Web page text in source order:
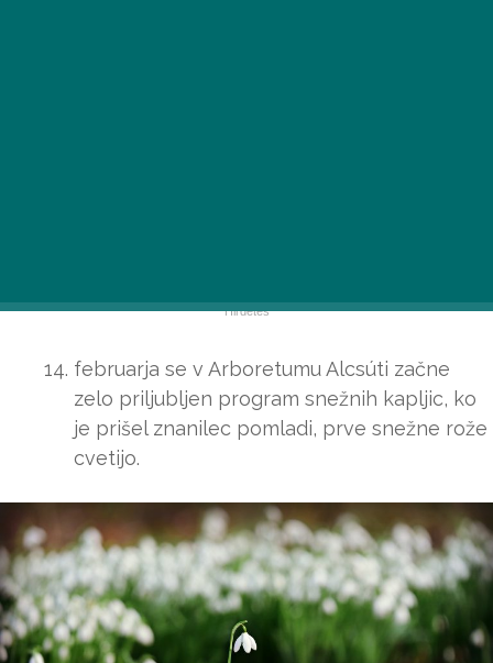
februarja se v Arboretumu Alcsúti začne
zelo priljubljen program snežnih kapljic, ko
je prišel znanilec pomladi, prve snežne rože
cvetijo.